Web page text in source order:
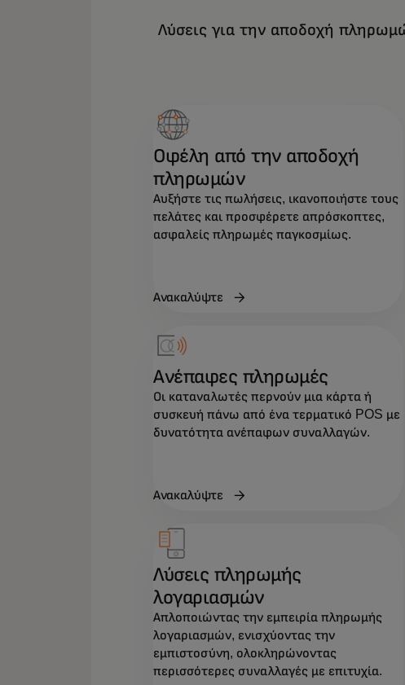
Λύσεις για την αποδοχή
Οφέλη από την αποδοχή
πληρωμών
Αυξήστε τις πωλήσεις, ικανοποιήστε τους
πελάτες και προσφέρετε απρόσκοπτες,
ασφαλείς πληρωμές παγκοσμίως.
Ανακαλύψτε
Ανέπαφες πληρωμές
Οι καταναλωτές περνούν μια κάρτα ή
συσκευή πάνω από ένα τερματικό POS με
δυνατότητα ανέπαφων συναλλαγών.
Ανακαλύψτε
Λύσεις πληρωμής
λογαριασμών
Απλοποιώντας την εμπειρία πληρωμής
λογαριασμών, ενισχύοντας την
εμπιστοσύνη, ολοκληρώνοντας
περισσότερες συναλλαγές με επιτυχία.